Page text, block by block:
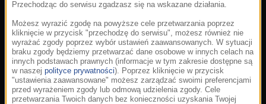
Przechodząc do serwisu zgadzasz się na wskazane działania.
Możesz wyrazić zgodę na powyższe cele przetwarzania poprzez
kliknięcie w przycisk "przechodzę do serwisu", możesz również nie
wyrażać zgody poprzez wybór ustawień zaawansowanych. W sytuacji
braku zgody będziemy przetwarzać dane osobowe w innych celach na
innych podstawach prawnych (informacje w tym zakresie dostępne są
w naszej polityce prywatności). Poprzez kliknięcie w przycisk
"ustawienia zaawansowane" możesz zarządzać swoimi preferencjami
przed wyrażeniem zgody lub odmową udzielenia zgody. Cele
przetwarzania Twoich danych bez konieczności uzyskania Twojej